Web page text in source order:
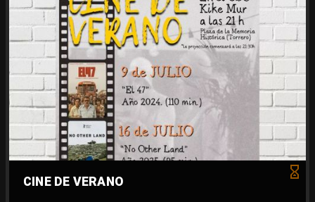
CINE DE VERANO